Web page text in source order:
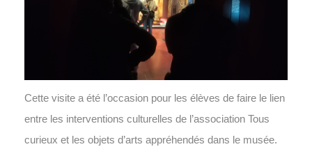
Cette visite a été l’occasion pour les élèves de faire le lien
entre les interventions culturelles de l’association Tous
curieux et les objets d’arts appréhendés dans le musée.